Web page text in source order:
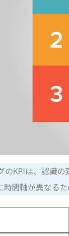
のKPIは、認識
時間軸が異なる